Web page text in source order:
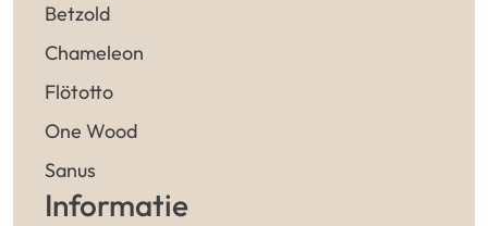
Betzold
Chameleon
Flötotto
One Wood
Sanus
Informatie